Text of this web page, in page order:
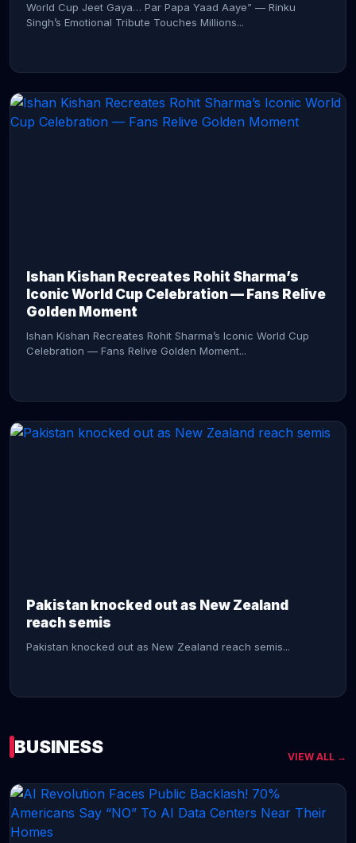
World Cup Jeet Gaya… Par Papa Yaad Aaye” — Rinku
Singh’s Emotional Tribute Touches Millions...
Ishan Kishan Recreates Rohit Sharma’s
Iconic World Cup Celebration — Fans Relive
Golden Moment
Ishan Kishan Recreates Rohit Sharma’s Iconic World Cup
Celebration — Fans Relive Golden Moment...
Pakistan knocked out as New Zealand
reach semis
Pakistan knocked out as New Zealand reach semis...
CONTINUE READING →
BUSINESS VIEW ALL →